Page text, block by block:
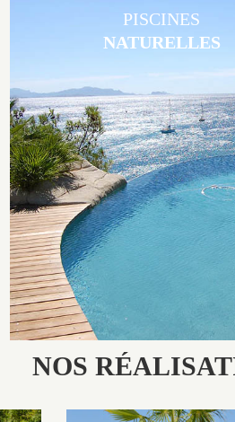
Les piscines en béton naturelles Jacques Brens
s’intègrent parfaitement à leur environnement
volume et de matière sur-mesure conçu par
spécialisé.
PISCINES
NATURELLES
NOS